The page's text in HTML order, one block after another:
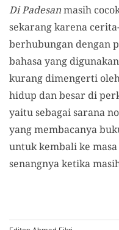
Di Padesanmasih
sekarang karena
berhubungan dengan
bahasa yang
kurang dimengerti
hidup dan besar di
yaitu sebagai sarana
yang membacanya
untuk kembali ke
senangnya ketika